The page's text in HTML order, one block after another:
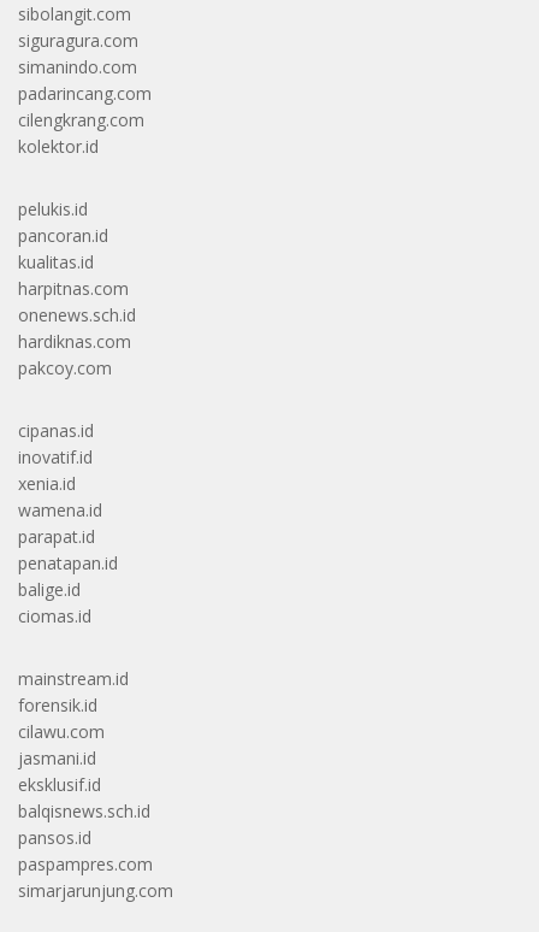
sibolangit.com
siguragura.com
simanindo.com
padarincang.com
cilengkrang.com
kolektor.id
pelukis.id
pancoran.id
kualitas.id
harpitnas.com
onenews.sch.id
hardiknas.com
pakcoy.com
cipanas.id
inovatif.id
xenia.id
wamena.id
parapat.id
penatapan.id
balige.id
ciomas.id
mainstream.id
forensik.id
cilawu.com
jasmani.id
eksklusif.id
balqisnews.sch.id
pansos.id
paspampres.com
simarjarunjung.com